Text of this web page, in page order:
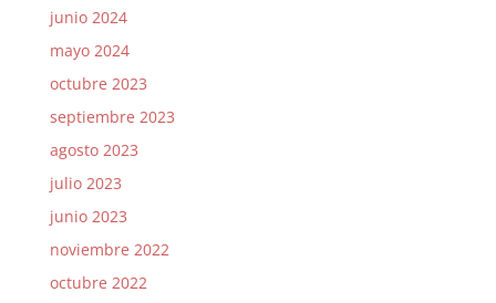
junio 2024
mayo 2024
octubre 2023
septiembre 2023
agosto 2023
julio 2023
junio 2023
noviembre 2022
octubre 2022